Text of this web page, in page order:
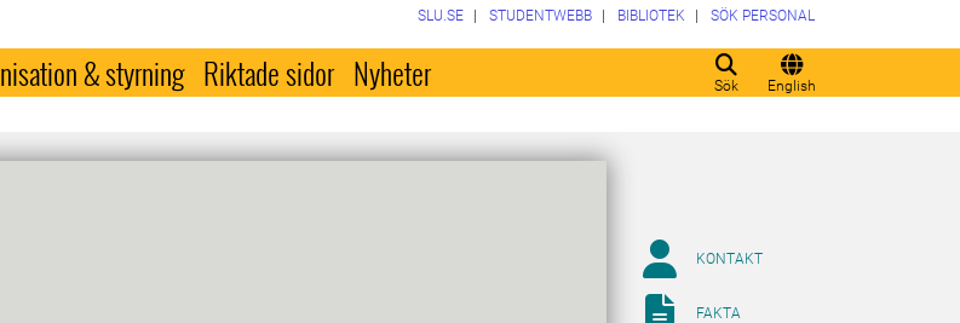
Sök English
SLU.SE STUDENTWEBB BIBLIOTEK SÖK PERSONAL
& styrning Riktade sidor Nyheter
KONTAKT
FAKTA